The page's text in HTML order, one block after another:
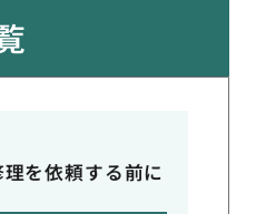
を依頼する前に